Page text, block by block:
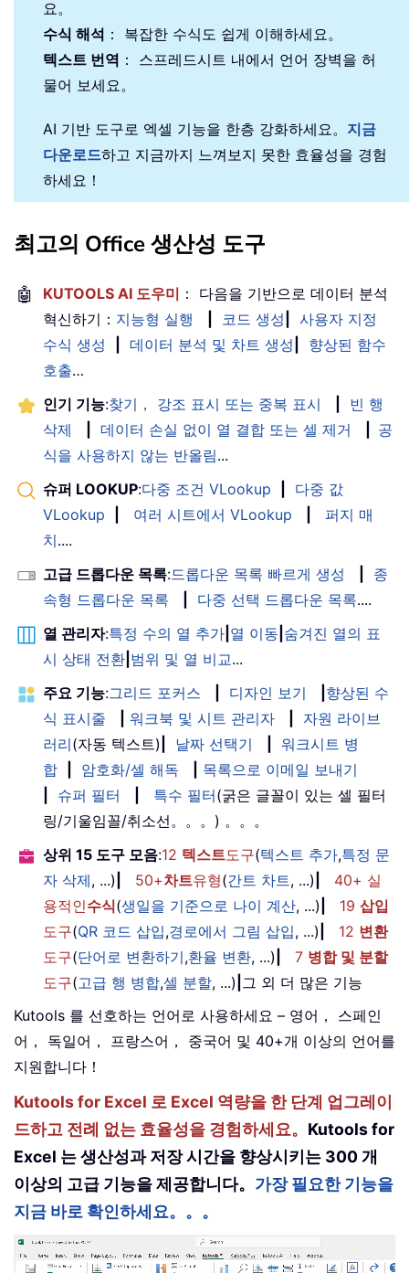
요。
수식 해석 ： 복잡한 수식도 쉽게 이해하세요。
텍스트 번역 ： 스프레드시트 내에서 언어 장벽을 허
물어 보세요。
AI 기반 도구로 엑셀 기능을 한층 강화하세요。 지금
다운로드하고 지금까지 느껴보지 못한 효율성을 경험
하세요！
최고의 Office 생산성 도구
🤖 KUTOOLS AI 도우미 ： 다음을 기반으로 데이터 분석
혁신하기： 지능형 실행 코드 생성
사용자 지정
수식 생성
데이터 분석 및 차트 생성
향상된 함수
호출…
인기 기능:찾기， 강조 표시 또는 중복 표시
빈 행
삭제
데이터 손실 없이 열 결합 또는 셀 제거
공
식을 사용하지 않는 반올림...
슈퍼 LOOKUP:다중 조건 VLookup
다중 값
VLookup
여러 시트에서 VLookup
퍼지 매
치....
고급 드롭다운 목록:드롭다운 목록 빠르게 생성
종
속형 드롭다운 목록
다중 선택 드롭다운 목록....
열 관리자:특정 수의 열 추가 열 이동 숨겨진 열의 표
시 상태 전환 범위 및 열 비교...
주요 기능:그리드 포커스 디자인 보기
향상된 수
식 표시줄
워크북 및 시트 관리자
자원 라이브
러리(자동 텍스트) 날짜 선택기
워크시트 병
합
암호화/셀 해독
목록으로 이메일 보내기
슈퍼 필터 특수 필터(굵은 글꼴이 있는 셀 필터
링/기울임꼴/취소선。。。) 。。。
상위 15 도구 모음:12 텍스트도구(텍스트 추가,특정 문
자 삭제, ...) 50+차트유형(간트 차트, ...)
40+ 실
용적인수식(생일을 기준으로 나이 계산, ...) 19 삽입
도구(QR 코드 삽입,경로에서 그림 삽입, ...) 12 변환
도구(단어로 변환하기,환율 변환, ...) 7 병합 및 분할
도구(고급 행 병합,셀 분할, ...) 그 외 더 많은 기능
Kutools 를 선호하는 언어로 사용하세요 – 영어， 스페인
어， 독일어， 프랑스어， 중국어 및 40+개 이상의 언어를
지원합니다！
Kutools for Excel 로 Excel 역량을 한 단계 업그레이
드하고 전례 없는 효율성을 경험하세요。 Kutools for
Excel 는 생산성과 저장 시간을 향상시키는 300 개
이상의 고급 기능을 제공합니다。 가장 필요한 기능을
지금 바로 확인하세요。。。